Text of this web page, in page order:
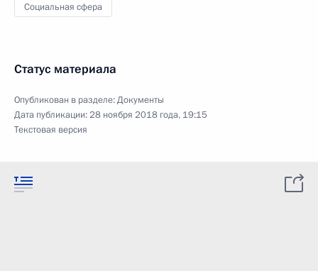
Социальная сфера
Статус материала
Опубликован в разделе:Документы
Дата публикации:28 ноября 2018 года, 19:15
Текстовая версия